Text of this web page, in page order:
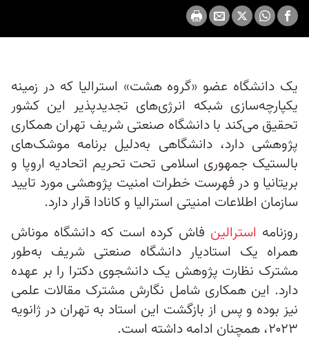
یک دانشگاه عضو «گروه هشت» استرالیا که در زمینه
یکپارچه‌سازی شبکه انرژی‌های تجدیدپذیر این کشور‌
تحقیق می‌کند با دانشگاه صنعتی شریف تهران همکاری
پژوهشی دارد، دانشگاهی به‌دلیل برنامه موشک‌های
بالستیک جمهوری اسلامی تحت تحریم اتحادیه اروپا و
بریتانیا و در فهرست خطرات امنیت پژوهشی مورد تایید
سازمان اطلاعات امنیتی استرالیا و کانادا قرار دارد.
روزنامه استرالین فاش کرده است که دانشگاه موناش
همراه یک استادیار دانشگاه صنعتی شریف به‌طور
مشترک نظارت پژوهش یک دانشجوی دکترا را بر عهده
دارد. این همکاری شامل نگارش مشترک مقالات علمی
نیز بوده و پس از بازگشت این استاد به تهران در ژانویه
۲۰۲۳، همچنان ادامه داشته است.